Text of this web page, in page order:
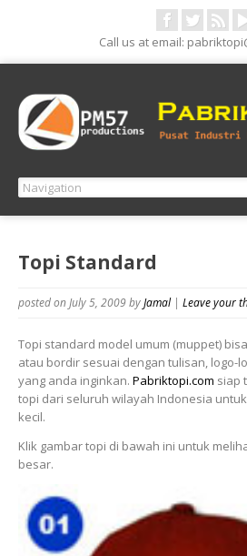
Call us at email:
Topi Standard
posted on July 5, 2009byJamal | Leave your
Topi standard model umum (muppet)
atau bordir sesuai dengan tulisan, logo-
yang anda inginkan. Pabriktopi.com siap
topi dari seluruh wilayah Indonesia
kecil.
Klik gambar topi di bawah ini untuk
besar.